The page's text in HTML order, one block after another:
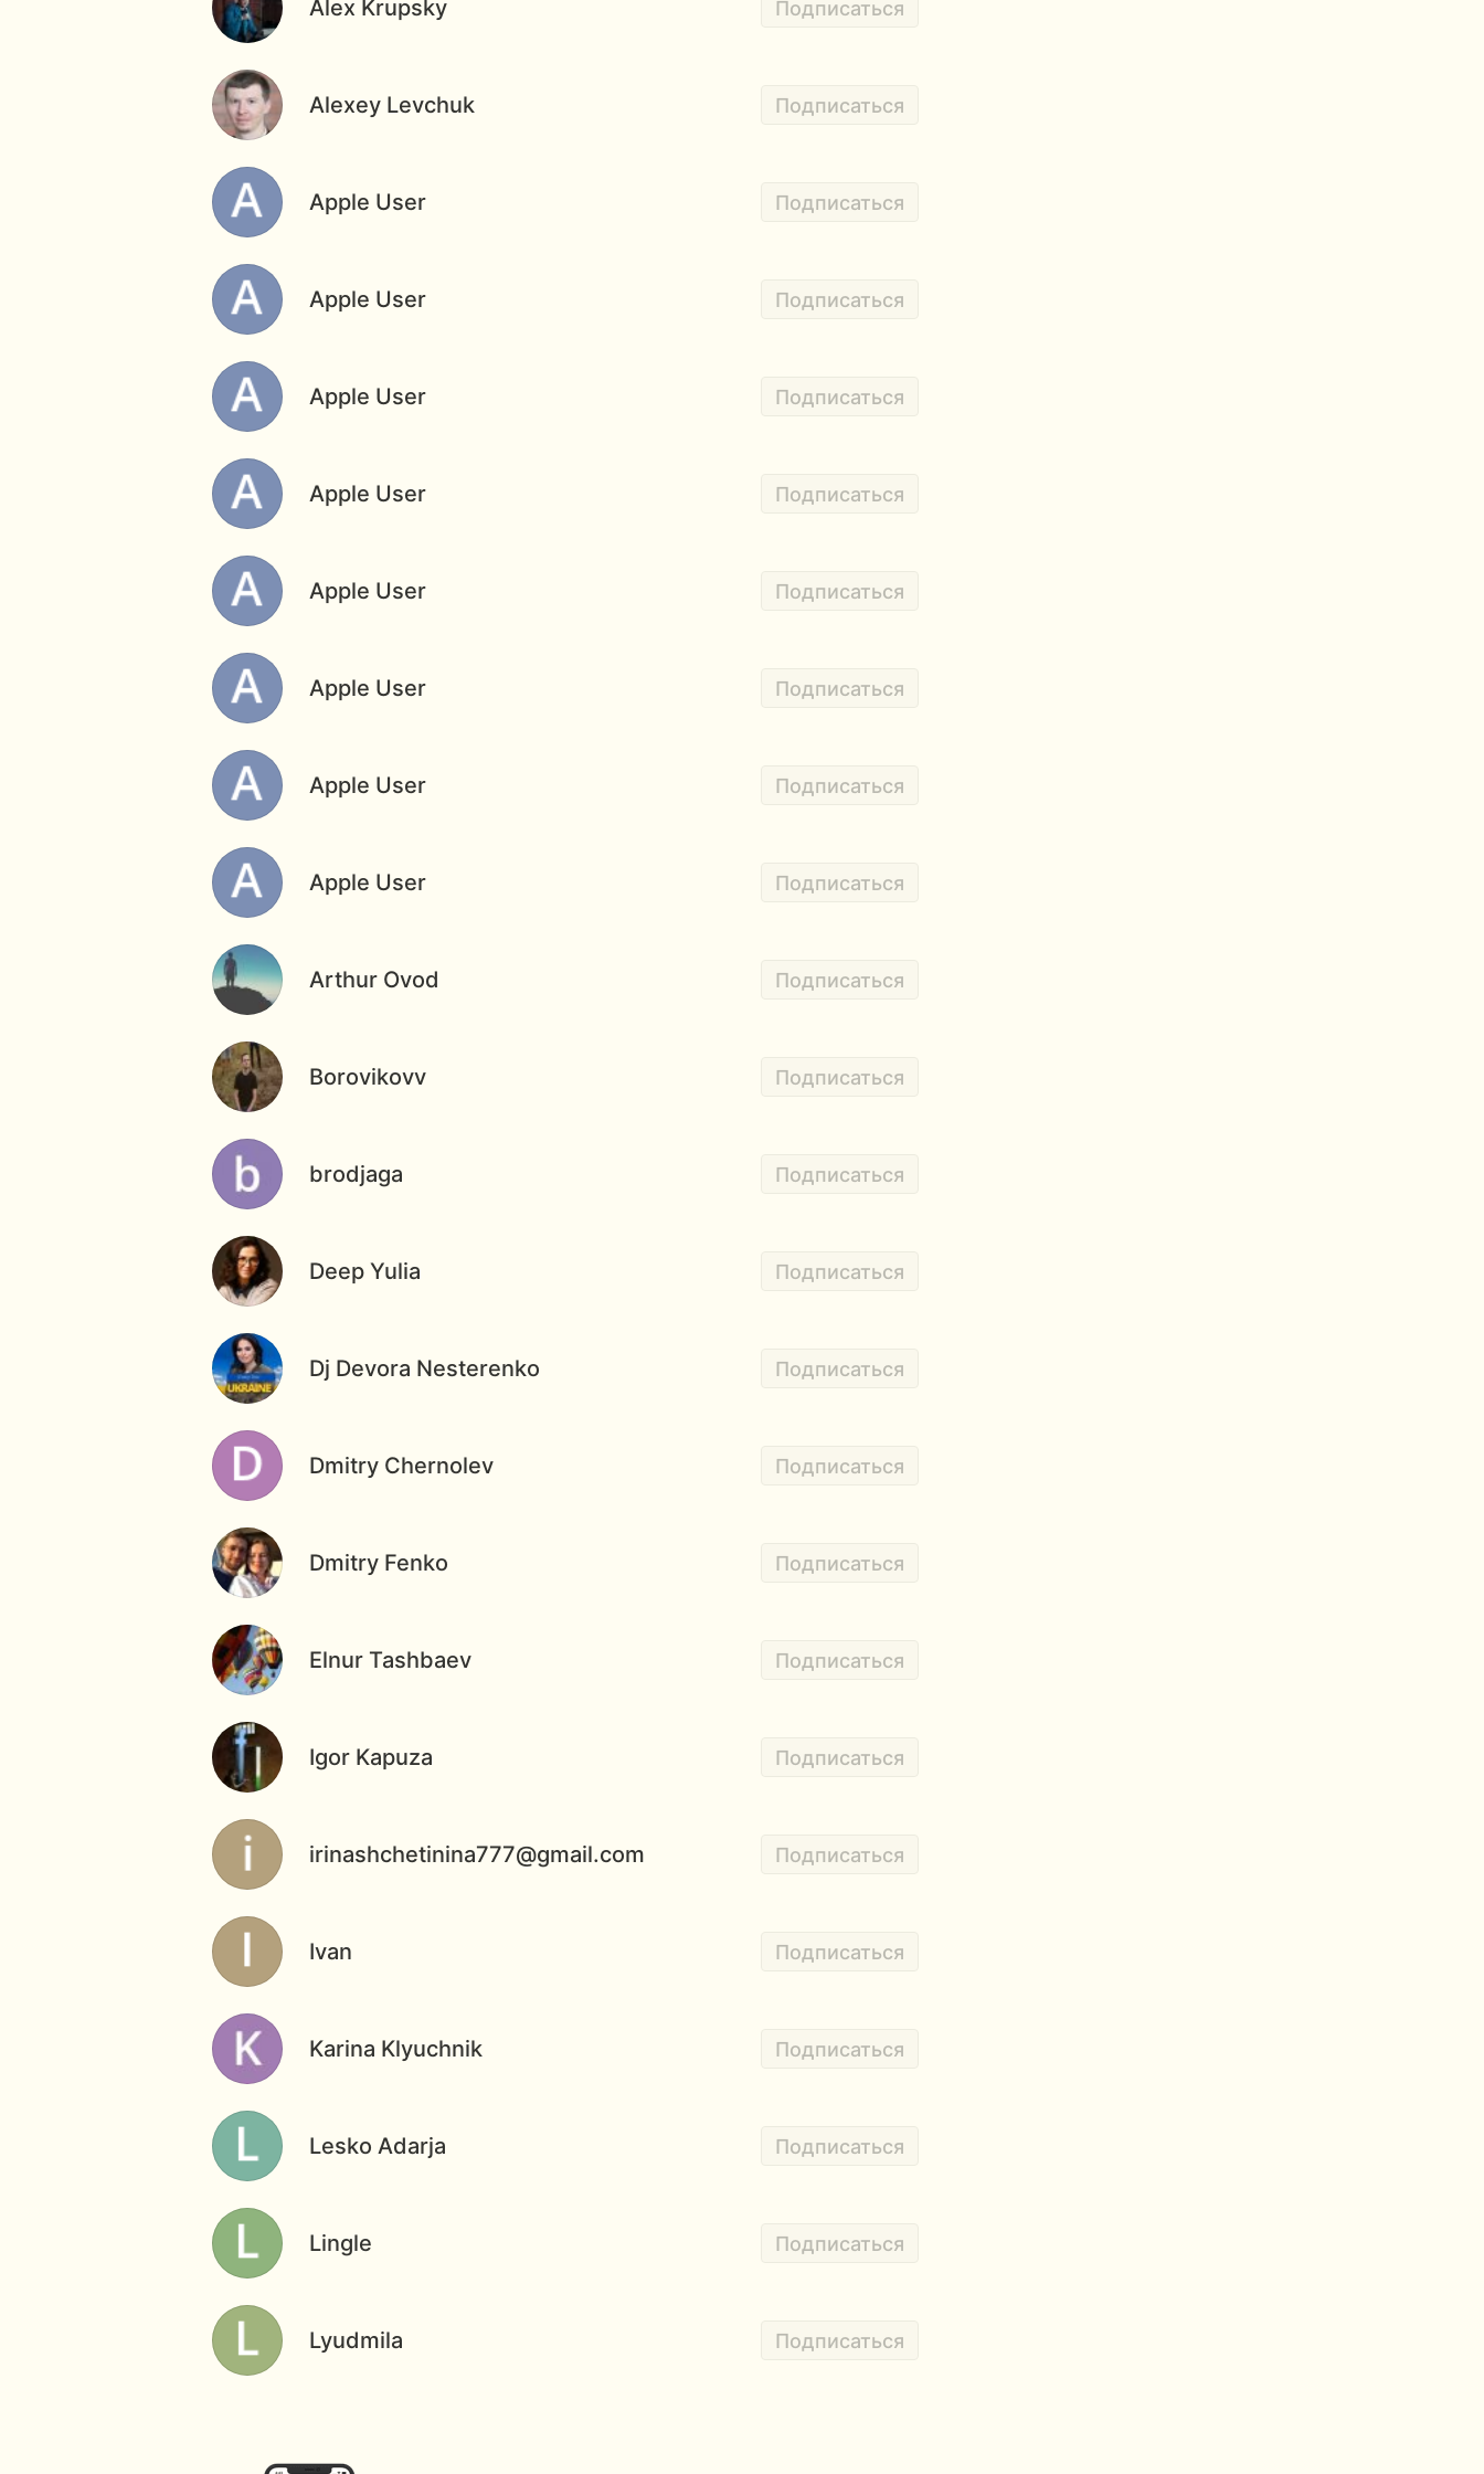
Alex Krupsky Подписаться
Alexey Levchuk Подписаться
Apple User Подписаться
Apple User Подписаться
Apple User Подписаться
Apple User Подписаться
Apple User Подписаться
Apple User Подписаться
Apple User Подписаться
Apple User Подписаться
Arthur Ovod Подписаться
Borovikovv Подписаться
brodjaga Подписаться
Deep Yulia Подписаться
Dj Devora Nesterenko Подписаться
Dmitry Chernolev Подписаться
Dmitry Fenko Подписаться
Elnur Tashbaev Подписаться
Igor Kapuza Подписаться
irinashchetinina777@gmail.com Подписаться
Ivan Подписаться
Karina Klyuchnik Подписаться
Lesko Adarja Подписаться
Lingle Подписаться
Lyudmila Подписаться